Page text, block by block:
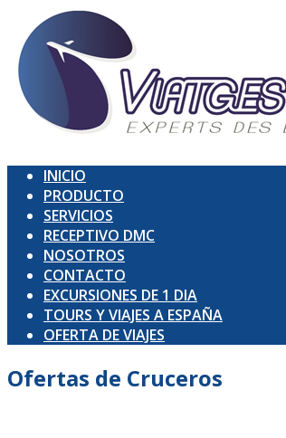
INICIO
PRODUCTO
SERVICIOS
RECEPTIVO DMC
NOSOTROS
CONTACTO
EXCURSIONES DE 1 DIA
TOURS Y VIAJES A ESPAÑA
OFERTA DE VIAJES
Ofertas de Cruceros